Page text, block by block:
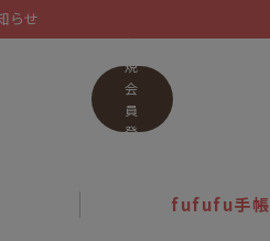
らせ
fufufu手帳
新
規
会
員
登